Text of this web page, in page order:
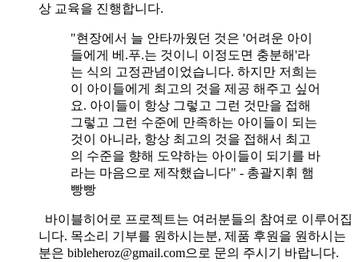
상 교육을 진행합니다.
"현장에서 늘 안타까웠던 것은 '어려운 아이
들에게 베.푸.는 것이니 이정도면 충분해'라
는 식의 고정관념이었습니다. 하지만 저희는
이 아이들에게 최고의 것을 제공 해주고 싶어
요. 아이들이 항상 그렇고 그런 것만을 접해
그렇고 그런 수준에 만족하는 아이들이 되는
것이 아니라, 항상 최고의 것을 접해서 최고
의 수준을 향해 도약하는 아이들이 되기를 바
라는 마음으로 제작했습니다" - 총괄지휘 햄
빵빵
바이블히어로 프로젝트는 여러분들의 참여로 이루어집
니다. 목소리 기부를 원하시는분, 제품 후원을 원하시는
분은 bibleheroz@gmail.com으로 문의 주시기 바랍니다.